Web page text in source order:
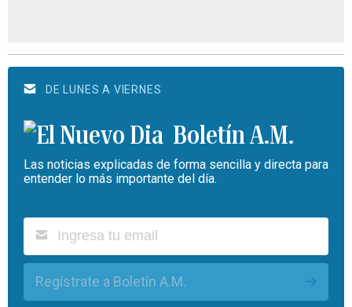
DE LUNES A VIERNES
Boletín A.M.
Las noticias explicadas de forma sencilla y directa para
entender lo más importante del día.
Regístrate a Boletín A.M.